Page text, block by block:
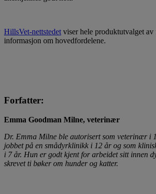
HillsVet-nettstedet viser hele produktutvalget av
informasjon om hovedfordelene.
Forfatter:
Emma Goodman Milne, veterinær
Dr. Emma Milne ble autorisert som veterinær i
jobbet på en smådyrklinikk i 12 år og som
i 7 år. Hun er godt kjent for arbeidet sitt innen
skrevet ti bøker om hunder og katter.